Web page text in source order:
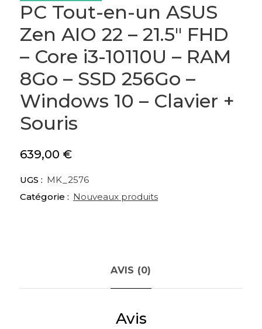
PC Tout-en-un ASUS
Zen AIO 22 – 21.5″ FHD
– Core i3-10110U – RAM
8Go – SSD 256Go –
Windows 10 – Clavier +
Souris
639,00 €
UGS : MK_2576
Catégorie : Nouveaux produits
AVIS (0)
Avis